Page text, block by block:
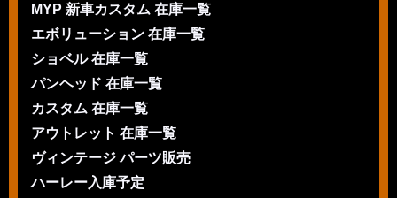
MYP 新車カスタム 在庫一覧
エボリューション 在庫一覧
ショベル 在庫一覧
パンヘッド 在庫一覧
カスタム 在庫一覧
アウトレット 在庫一覧
ヴィンテージ パーツ販売
ハーレー入庫予定